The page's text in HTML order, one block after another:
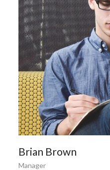
Brian Brown
Manager